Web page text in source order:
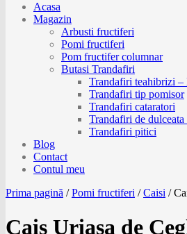
Acasa
Magazin
Arbusti fructiferi
Pomi fructiferi
Pom fructifer columnar
Butasi Trandafiri
Trandafiri teahibrizi –
Trandafiri tip pomisor
Trandafiri cataratori
Trandafiri de
Trandafiri pitici
Blog
Contact
Contul meu
Prima pagină / Pomi fructiferi / Caisi /
Cais Uriasa de